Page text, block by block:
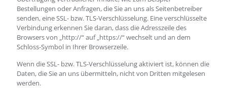
Bestellungen oder Anfragen, die Sie an uns als Seitenbetreiber
senden, eine SSL- bzw. TLS-Verschlüsselung. Eine verschlüsselte
Verbindung erkennen Sie daran, dass die Adresszeile des
Browsers von „http://“ auf „https://“ wechselt und an dem
Schloss-Symbol in Ihrer Browserzeile.
Wenn die SSL- bzw. TLS-Verschlüsselung aktiviert ist, können die
Daten, die Sie an uns übermitteln, nicht von Dritten mitgelesen
werden.